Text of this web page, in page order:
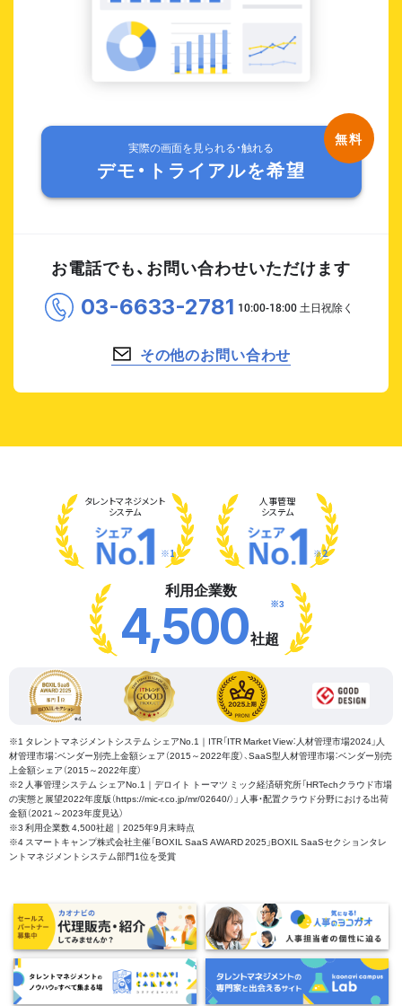
実際の画面を見られる・触れる
デモ・トライアルを希望
お電話でも、お問い合わせいただけます
03-6633-2781
その他のお問い合わせ
タレントマネジメント
システム
※1
人事管理
システム
※2
利用企業数
4,500社超
※3
※1 タレントマネジメントシステム シェアNo.1｜ITR「ITR Market View：人材管理市場2024」人
材管理市場：ベンダー別売上金額シェア（2015～2022年度）、SaaS型人材管理市場：ベンダー別売
上金額シェア（2015～2022年度）
※2 人事管理システム シェアNo.1｜デロイト トーマツ ミック経済研究所「HRTechクラウド市場
の実態と展望2022年度版（https://mic-r.co.jp/mr/02640/）」 人事・配置クラウド分野における出荷
金額（2021～2023年度見込）
※3 利用企業数 4,500社超｜2025年9月末時点
※4 スマートキャンプ株式会社主催「BOXIL SaaS AWARD 2025」BOXIL SaaSセクションタレ
ントマネジメントシステム部門1位を受賞